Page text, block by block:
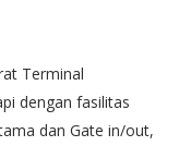
Terminal
dengan fasilitas
dan Gate in/out,